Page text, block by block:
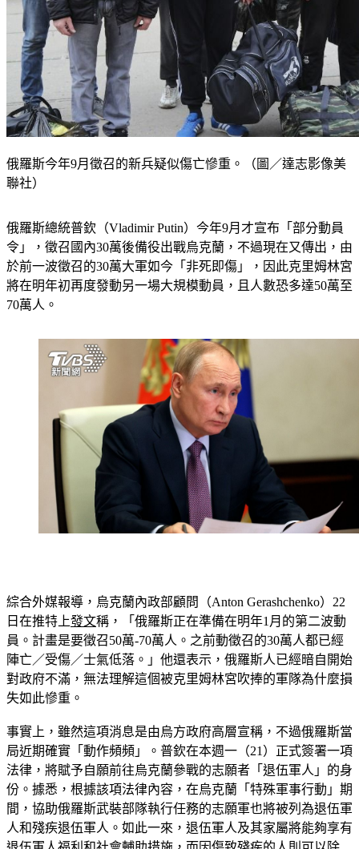
俄羅斯今年9月徵召的新兵疑似傷亡慘重。（圖／達志影像美
聯社）
俄羅斯總統普欽（Vladimir Putin）今年9月才宣布「部分動員
令」，徵召國內30萬後備役出戰烏克蘭，不過現在又傳出，由
於前一波徵召的30萬大軍如今「非死即傷」，因此克里姆林宮
將在明年初再度發動另一場大規模動員，且人數恐多達50萬至
70萬人。
綜合外媒報導，烏克蘭內政部顧問（Anton Gerashchenko）22
日在推特上發文稱，「俄羅斯正在準備在明年1月的第二波動
員。計畫是要徵召50萬-70萬人。之前動徵召的30萬人都已經
陣亡／受傷／士氣低落。」他還表示，俄羅斯人已經暗自開始
對政府不滿，無法理解這個被克里姆林宮吹捧的軍隊為什麼損
失如此慘重。
事實上，雖然這項消息是由烏方政府高層宣稱，不過俄羅斯當
局近期確實「動作頻頻」。普欽在本週一（21）正式簽署一項
法律，將賦予自願前往烏克蘭參戰的志願者「退伍軍人」的身
份。據悉，根據該項法律內容，在烏克蘭「特殊軍事行動」期
間，協助俄羅斯武裝部隊執行任務的志願軍也將被列為退伍軍
人和殘疾退伍軍人。如此一來，退伍軍人及其家屬將能夠享有